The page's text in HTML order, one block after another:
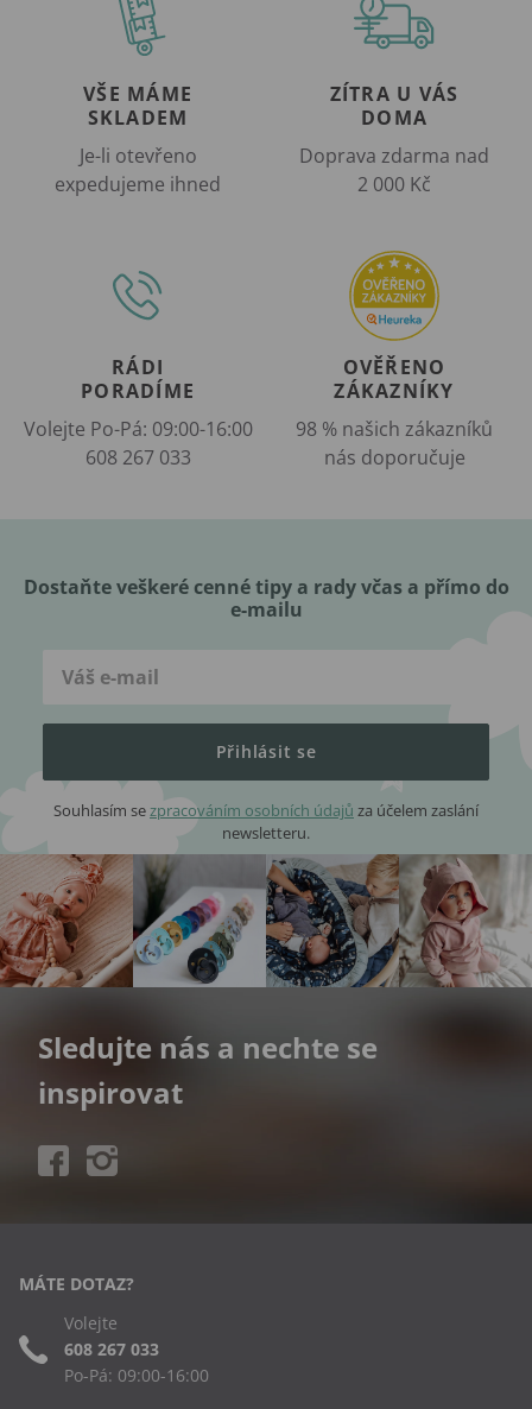
VŠE MÁME
SKLADEM
Je-li otevřeno
expedujeme ihned
ZÍTRA U VÁS
DOMA
Doprava zdarma nad
2 000 Kč
RÁDI
PORADÍME
Volejte Po-Pá: 09:00-16:00
608 267 033
OVĚŘENO
ZÁKAZNÍKY
98 % našich zákazníků
nás doporučuje
Dostaňte veškeré cenné tipy a rady včas a přímo do
e-mailu
Přihlásit se
Souhlasím se zpracováním osobních údajů za účelem zaslání
newsletteru.
Sledujte nás a nechte se
inspirovat
MÁTE DOTAZ?
Volejte
608 267 033
Po-Pá: 09:00-16:00